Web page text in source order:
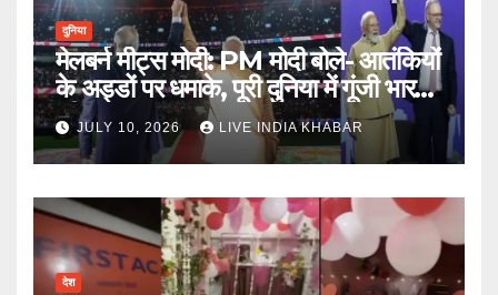
दुनिया
मेलबर्न मीट्स मोदी: PM मोदी बोले- आतंकियों
के अड्डों पर धमाके, पूरी दुनिया में गूंजी भारत
की ताकत
JULY 10, 2026 LIVE INDIA KHABAR
देश